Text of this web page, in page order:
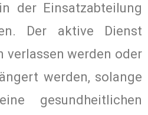
der Einsatzabteilung
Der aktive Dienst
verlassen werden oder
werden, solange
gesundheitlichen